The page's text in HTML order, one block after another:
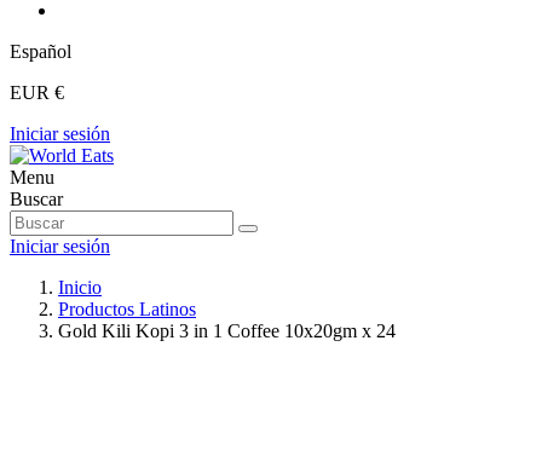
Español
EUR €
Iniciar sesión
Menu
Buscar
Iniciar sesión
Inicio
Productos Latinos
Gold Kili Kopi 3 in 1 Coffee 10x20gm x 24